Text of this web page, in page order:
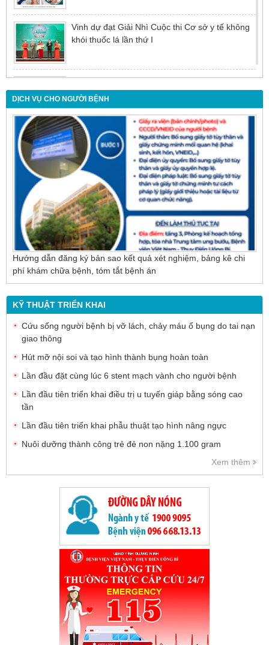
Vinh dự đạt Giải Nhì Cuộc thi Cơ sở y tế không
khói thuốc lá lần thứ I
Đừng để tuổi tác là rào cản khiến việc điều trị bị
chậm trễ
Nội soi mật tụy ngược dòng – Giải pháp tối ưu
cho người bệnh sỏi ống mật chủ
DỊCH VỤ CHO NGƯỜI BỆNH
Hướng dẫn đăng ký bản sao kết quả xét nghiệm, bảng kê chi
phí khám chữa bệnh, tóm tắt bệnh án
KỸ THUẬT TRIỂN KHAI
Cứu sống người bệnh bị vỡ lách, chảy máu ổ bụng do tai nạn
giao thông
Hút mỡ nội soi và tạo hình thành bụng hoàn toàn
Lần đầu đặt cùng lúc 6 stent mạch vành cho người bệnh
Lần đầu tiên triển khai điều trị u tuyến giáp bằng sóng cao
tần
Lần đầu tiên triển khai phẫu thuật tạo hình nâng ngực
Nuôi dưỡng thành công trẻ đẻ non nặng 1.100 gram
Xem thêm